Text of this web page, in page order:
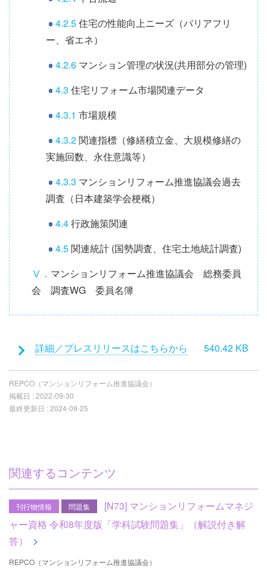
4.2.5住宅の性能向上ニーズ（バリアフリ
ー、省エネ）
4.2.6マンション管理の状況(共用部分の管理)
4.3 住宅リフォーム市場関連データ
4.3.1 市場規模
4.3.2関連指標（修繕積立金、大規模修繕の
実施回数、永住意識等）
4.3.3 マンションリフォーム推進協議会過去
調査（日本建築学会梗概）
4.4行政施策関連
4.5関連統計 (国勢調査、住宅土地統計調査)
Ⅴ． マンションリフォーム推進協議会 総務委員
会 調査WG 委員名簿
フ
ァ
イ
詳細／プレスリリースはこちらから 540.42 KB
REPCO（マンションリフォーム推進協議会）
掲載日 :2022-09-30
最終更新日 :2024-09-25
関連するコンテンツ
刊行物情報 問題集
[N73] マンションリフォームマネジ
ャー資格 令和8年度版「学科試験問題集」（解説付き解
答）
REPCO（マンションリフォーム推進協議会）